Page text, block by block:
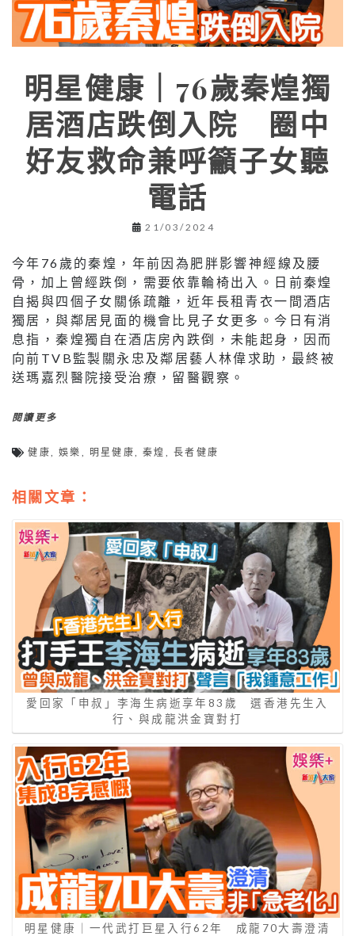
明星健康｜76歲秦煌獨
居酒店跌倒入院 圈中
好友救命兼呼籲子女聽
電話
21/03/2024
今年76歲的秦煌，年前因為肥胖影響神經線及腰
骨，加上曾經跌倒，需要依靠輪椅出入。日前秦煌
自揭與四個子女關係疏離，近年長租青衣一間酒店
獨居，與鄰居見面的機會比見子女更多。今日有消
息指，秦煌獨自在酒店房內跌倒，未能起身，因而
向前TVB監製關永忠及鄰居藝人林偉求助，最終被
送瑪嘉烈醫院接受治療，留醫觀察。
閱讀更多
健康,娛樂 , 明星健康,秦煌 , 長者健康
相關文章：
愛回家「申叔」李海生病逝享年83歲 選香港先生入
行、與成龍洪金寶對打
明星健康｜一代武打巨星入行62年 成龍70大壽澄清